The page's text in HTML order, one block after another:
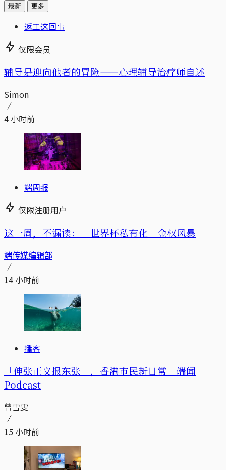
最新 更多
返工这回事
仅限会员
辅导是迎向他者的冒险——心理辅导治疗师自述
Simon
4 小时前
端周报
仅限注册用户
这一周，不漏读：「世界杯私有化」金权风暴
端传媒编辑部
14 小时前
播客
「伸张正义报东张」，香港市民新日常｜端闻
Podcast
曾雪雯
15 小时前